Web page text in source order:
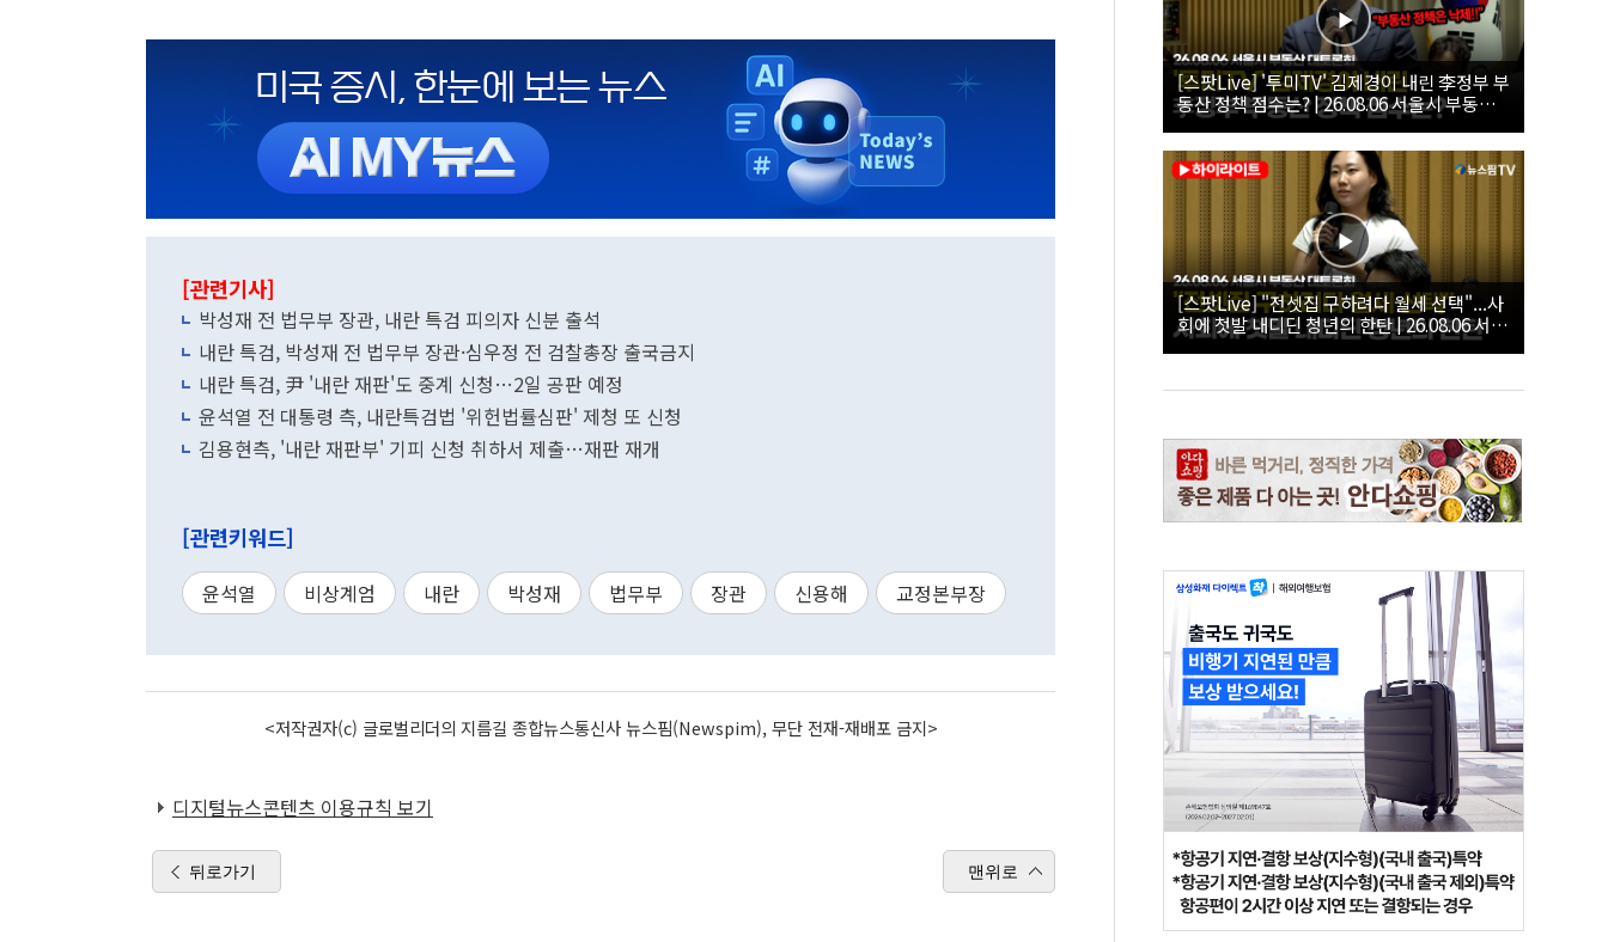
[관련기사]
박성재 전 법무부 장관, 내란 특검 피의자 신분 출석
내란 특검, 박성재 전 법무부 장관·심우정 전 검찰총장 출국금지
내란 특검, 尹 '내란 재판'도 중계 신청…2일 공판 예정
윤석열 전 대통령 측, 내란특검법 '위헌법률심판' 제청 또 신청
김용현측, '내란 재판부' 기피 신청 취하서 제출…재판 재개
[관련키워드]
윤석열 비상계엄 내란 박성재 법무부 장관 신용해 교정본부장
<저작권자(c) 글로벌리더의 지름길 종합뉴스통신사 뉴스핌(Newspim), 무단 전재-재배포 금지>
디지털뉴스콘텐츠 이용규칙 보기
뒤로가기 맨위로
[스팟Live] '투미TV' 김제경이 내린 李정부 부
동산 정책 점수는? | 26.08.06 서울시 부동산
대토론회
[스팟Live] "전셋집 구하려다 월세 선택"...사
회에 첫발 내디딘 청년의 한탄 | 26.08.06 서울
시 부동산 대토론회